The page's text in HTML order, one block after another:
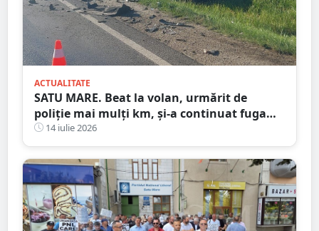
ACTUALITATE
SATU MARE. Beat la volan, urmărit de
poliție mai mulți km, și-a continuat fuga
până a provocat un accident
14 iulie 2026